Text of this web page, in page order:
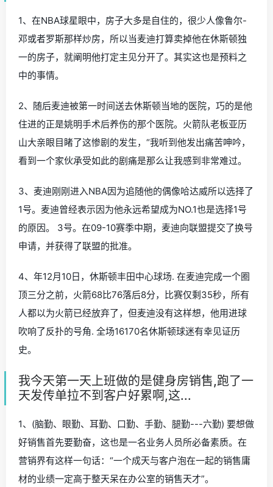
1、在NBA球星眼中，房子大多是自住的，很少人像鲁尔-
邓或者罗斯那样炒房，所以当麦迪打算卖掉他在休斯顿独
一的房子，就阐明他打定主见分开了。其实这也是预料之
中的事情。
2、随后麦迪被第一时间送去休斯顿当地的医院，巧的是他
住进的正是姚明手术后养伤的那个医院。火箭队老板亚历
山大亲眼目睹了这惨剧的发生，“我听到他发出痛苦呻吟，
看到一个家伙承受如此的剧痛是那么让我感到非常难过。
3、麦迪刚刚进入NBA因为追随他的偶像哈达威所以选择了
1号。麦迪曾经表示因为他永远希望成为NO.1也是选择1号
的原因。 3号。在09-10赛季中期，麦迪向联盟提交了换号
申请，并获得了联盟的批准。
4、年12月10日，休斯顿丰田中心球场. 在麦迪完成一个圈
顶三分之前，火箭68比76落后8分，比赛仅剩35秒，所有
人都以为火箭已经放弃了，但麦迪没有这样想，他用进球
吹响了反扑的号角. 全场16170名休斯顿球迷有幸见证历
史。
我今天第一天上班做的是健身房销售,跑了一
天发传单拉不到客户好累啊,这...
1、(脑勤、眼勤、耳勤、口勤、手勤、腿勤---六勤) 要想做
好销售首先要勤奋，这也是一名业务人员所必备素质。在
营销界有这样一句话：“一个成天与客户泡在一起的销售庸
材的业绩一定高于整天呆在办公室的销售天才”。